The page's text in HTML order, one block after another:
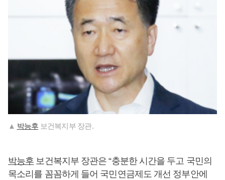
▲ 박능후 보건복지부 장관.
박능후 보건복지부 장관은 “충분한 시간을 두고 국민의
목소리를 꼼꼼하게 들어 국민연금제도 개선 정부안에